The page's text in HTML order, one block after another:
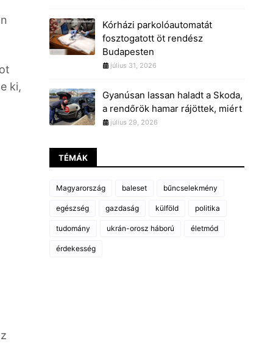
ki,
Kórházi parkolóautomatát
fosztogatott öt rendész
Budapesten
július 31, 2026
Gyanúsan lassan haladt a Skoda,
a rendőrök hamar rájöttek, miért
július 29, 2026
TÉMÁK
Magyarország baleset bűncselekmény
egészség gazdaság külföld politika
tudomány ukrán-orosz háború életmód
érdekesség